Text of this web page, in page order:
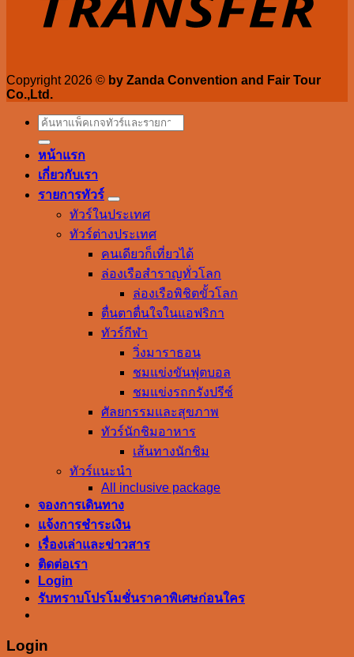
Copyright 2026 © by Zanda Convention and Fair Tour
Co.,Ltd.
Search
for:
หน้าแรก
เกี่ยวกับเรา
รายการทัวร์
ทัวร์ในประเทศ
ทัวร์ต่างประเทศ
คนเดียวก็เที่ยวได้
ล่องเรือสำราญทั่วโลก
ล่องเรือพิชิตขั้วโลก
ตื่นตาตื่นใจในแอฟริกา
ทัวร์กีฬา
วิ่งมาราธอน
ชมแข่งขันฟุตบอล
ชมแข่งรถกรังปรีซ์
ศัลยกรรมและสุขภาพ
ทัวร์นักชิมอาหาร
เส้นทางนักชิม
ทัวร์แนะนำ
All inclusive package
จองการเดินทาง
แจ้งการชำระเงิน
เรื่องเล่าและข่าวสาร
ติดต่อเรา
Login
รับทราบโปรโมชั่นราคาพิเศษก่อนใคร
Login